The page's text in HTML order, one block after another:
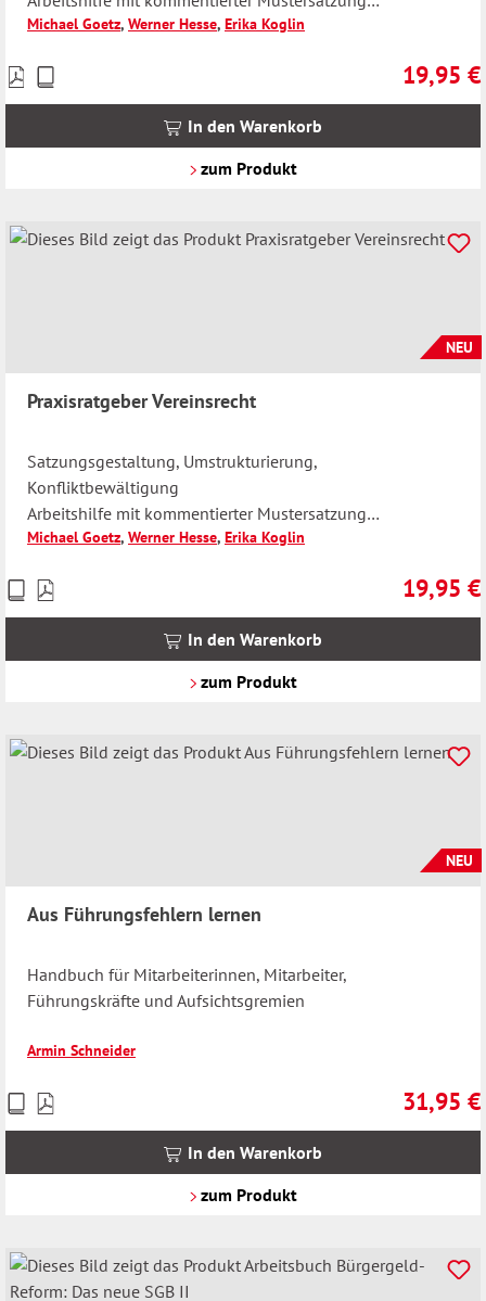
Walhalla Rechtshilfen
Michael Goetz, Werner Hesse, Erika Koglin
19,95 €
Preise
inkl.
In den Warenkorb
zum Produkt
NEU
Praxisratgeber Vereinsrecht
Satzungsgestaltung, Umstrukturierung,
Konfliktbewältigung
Arbeitshilfe mit kommentierter Mustersatzung
Walhalla Rechtshilfen
Michael Goetz, Werner Hesse, Erika Koglin
19,95 €
Preise
inkl.
In den Warenkorb
zum Produkt
NEU
Aus Führungsfehlern lernen
Handbuch für Mitarbeiterinnen, Mitarbeiter,
Führungskräfte und Aufsichtsgremien
Armin Schneider
31,95 €
Preise
inkl.
In den Warenkorb
zum Produkt